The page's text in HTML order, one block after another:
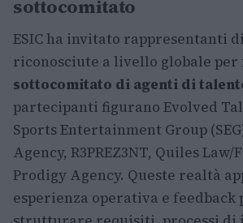
sottocomitato
ESIC ha invitato rappresentanti
riconosciute a livello globale
sottocomitato di agenti di
partecipanti figurano Evolved
Sports Entertainment Group
Agency, R3PREZ3NT, Quiles Law/
Prodigy Agency. Queste realtà
esperienza operativa e feedback